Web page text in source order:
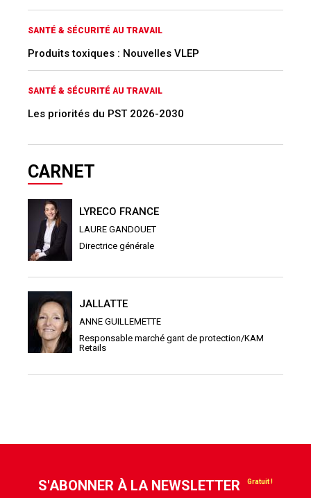
SANTÉ & SÉCURITÉ AU TRAVAIL
Produits toxiques : Nouvelles VLEP
SANTÉ & SÉCURITÉ AU TRAVAIL
Les priorités du PST 2026-2030
CARNET
LYRECO FRANCE
LAURE GANDOUET
Directrice générale
JALLATTE
ANNE GUILLEMETTE
Responsable marché gant de protection/KAM
Retails
S'ABONNER À LA NEWSLETTER